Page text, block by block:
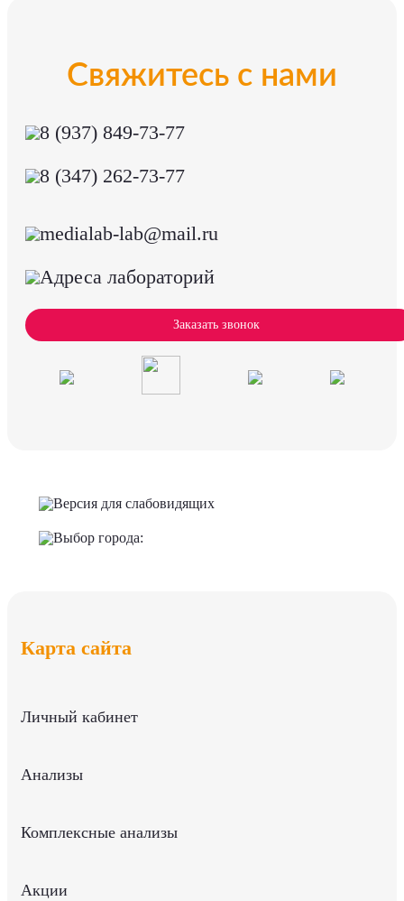
Свяжитесь с нами
8 (937) 849-73-77
8 (347) 262-73-77
medialab-lab@mail.ru
Адреса лабораторий
Заказать звонок
Версия для слабовидящих
Выбор города:
Карта сайта
Личный кабинет
Анализы
Комплексные анализы
Акции